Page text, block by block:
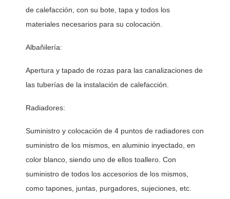
de calefacción, con su bote, tapa y todos los
materiales necesarios para su colocación.
Albañilería:
Apertura y tapado de rozas para las canalizaciones de
las tuberías de la instalación de calefacción.
Radiadores:
Suministro y colocación de 4 puntos de radiadores con
suministro de los mismos, en aluminio inyectado, en
color blanco, siendo uno de ellos toallero. Con
suministro de todos los accesorios de los mismos,
como tapones, juntas, purgadores, sujeciones, etc.